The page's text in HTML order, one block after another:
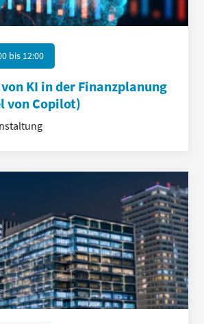
bis 12:00
KI in der Finanzplanung
von Copilot)